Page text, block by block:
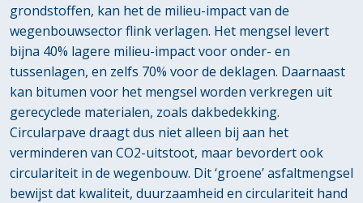
grondstoffen, kan het de milieu-impact van de
wegenbouwsector flink verlagen. Het mengsel levert
bijna 40% lagere milieu-impact voor onder- en
tussenlagen, en zelfs 70% voor de deklagen. Daarnaast
kan bitumen voor het mengsel worden verkregen uit
gerecyclede materialen, zoals dakbedekking.
Circularpave draagt dus niet alleen bij aan het
verminderen van CO2-uitstoot, maar bevordert ook
circulariteit in de wegenbouw. Dit ‘groene’ asfaltmengsel
bewijst dat kwaliteit, duurzaamheid en circulariteit hand